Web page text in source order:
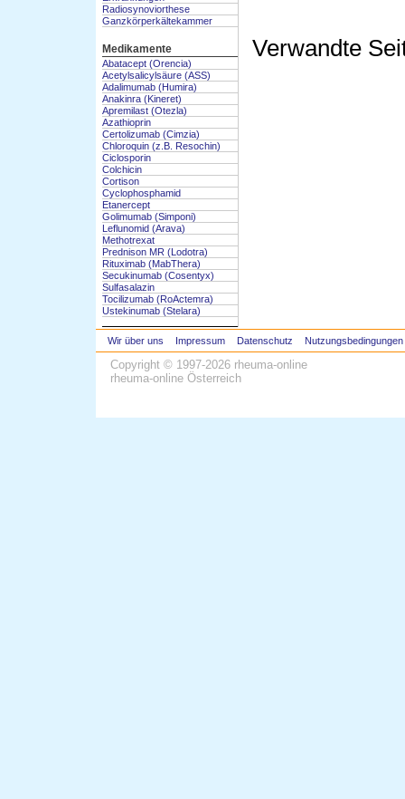
Radiosynoviorthese
Ganzkörperkältekammer
Medikamente
Abatacept (Orencia)
Acetylsalicylsäure (ASS)
Adalimumab (Humira)
Anakinra (Kineret)
Apremilast (Otezla)
Azathioprin
Certolizumab (Cimzia)
Chloroquin (z.B. Resochin)
Ciclosporin
Colchicin
Cortison
Cyclophosphamid
Etanercept
Golimumab (Simponi)
Leflunomid (Arava)
Methotrexat
Prednison MR (Lodotra)
Rituximab (MabThera)
Secukinumab (Cosentyx)
Sulfasalazin
Tocilizumab (RoActemra)
Ustekinumab (Stelara)
Verwandte
Wir über uns Impressum Datenschutz Nutzungsbedingungen
Copyright © 1997-2026 rheuma-online
rheuma-online Österreich